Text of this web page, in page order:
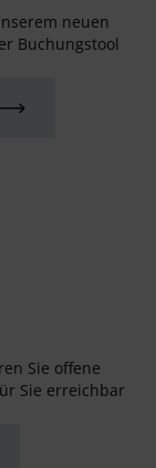
neuen
Buchungstool
Sie offene
Sie erreichbar